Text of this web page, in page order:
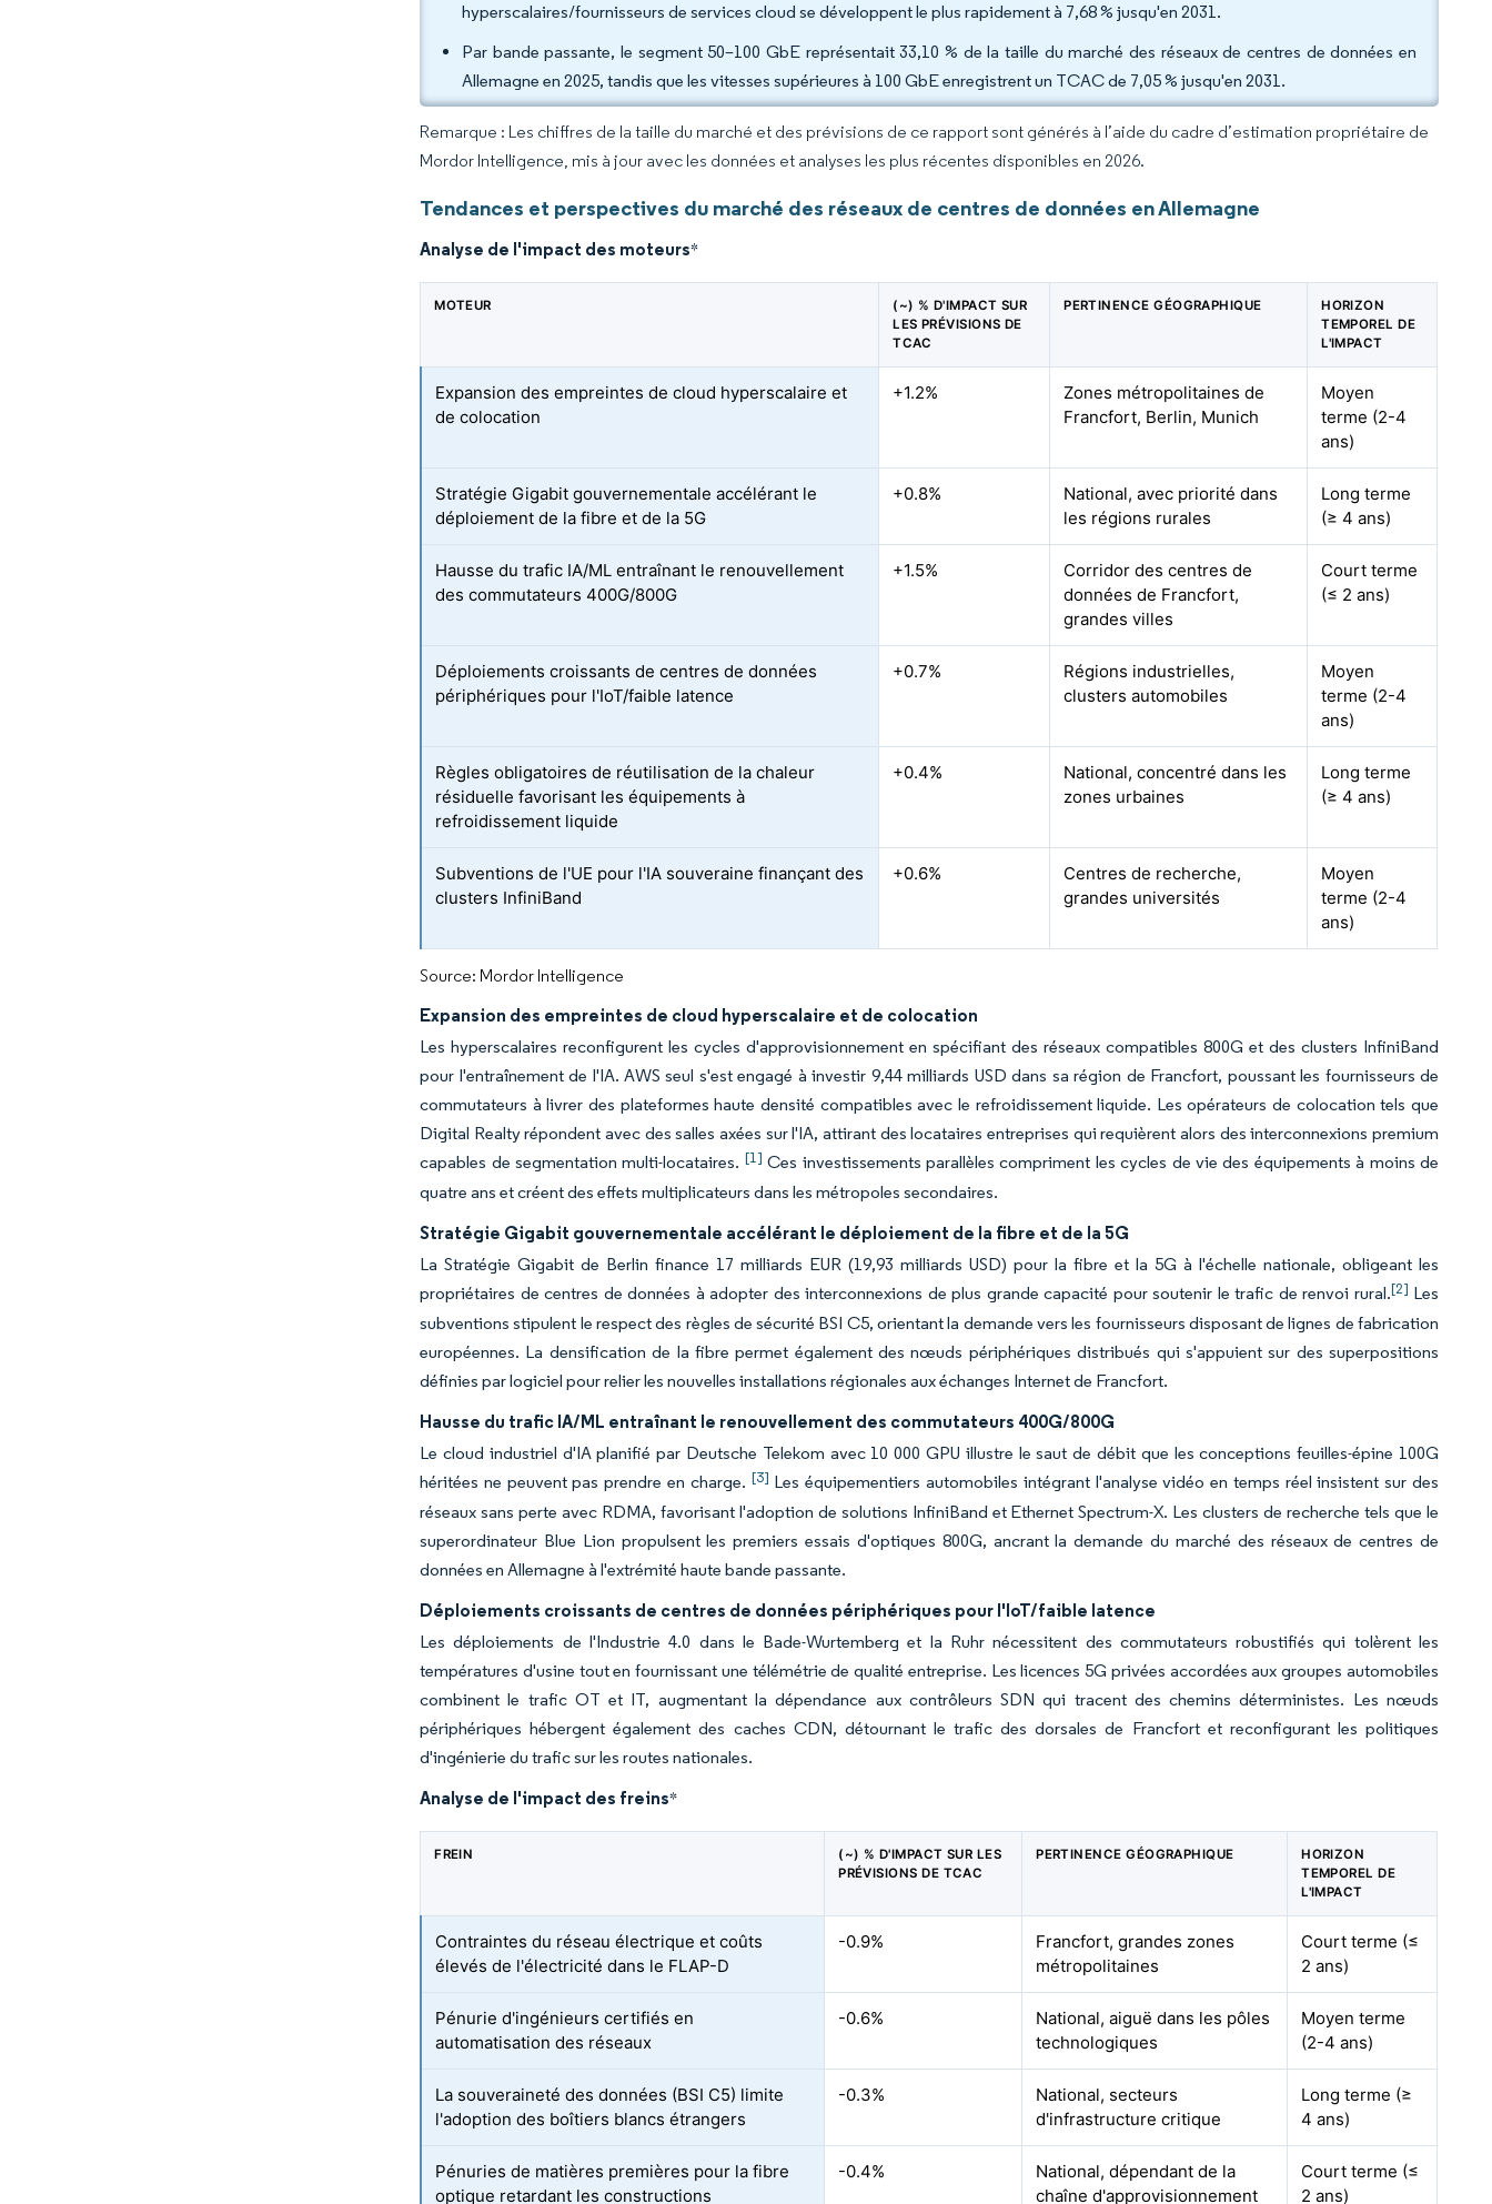
hyperscalaires/fournisseurs de services cloud se développent le plus rapidement à 7,68 % jusqu'en 2031.
Par bande passante, le segment 50–100 GbE représentait 33,10 % de la taille du marché des réseaux de centres de données en
Allemagne en 2025, tandis que les vitesses supérieures à 100 GbE enregistrent un TCAC de 7,05 % jusqu'en 2031.
Remarque : Les chiffres de la taille du marché et des prévisions de ce rapport sont générés à l’aide du cadre d’estimation propriétaire de
Mordor Intelligence, mis à jour avec les données et analyses les plus récentes disponibles en 2026.
Tendances et perspectives du marché des réseaux de centres de données en Allemagne
Analyse de l'impact des moteurs*
MOTEUR
(~) % D'IMPACT SUR
LES PRÉVISIONS DE
TCAC
PERTINENCE GÉOGRAPHIQUE
HORIZON
TEMPOREL DE
L'IMPACT
Expansion des empreintes de cloud hyperscalaire et
de colocation
+1.2%
Zones métropolitaines de
Francfort, Berlin, Munich
Moyen
terme (2-4
ans)
Stratégie Gigabit gouvernementale accélérant le
déploiement de la fibre et de la 5G
+0.8%
National, avec priorité dans
les régions rurales
Long terme
(≥ 4 ans)
Hausse du trafic IA/ML entraînant le renouvellement
des commutateurs 400G/800G
+1.5%
Corridor des centres de
données de Francfort,
grandes villes
Court terme
(≤ 2 ans)
Déploiements croissants de centres de données
périphériques pour l'IoT/faible latence
+0.7%
Régions industrielles,
clusters automobiles
Moyen
terme (2-4
ans)
Règles obligatoires de réutilisation de la chaleur
résiduelle favorisant les équipements à
refroidissement liquide
+0.4%
National, concentré dans les
zones urbaines
Long terme
(≥ 4 ans)
Subventions de l'UE pour l'IA souveraine finançant des
clusters InfiniBand
+0.6%
Centres de recherche,
grandes universités
Moyen
terme (2-4
ans)
Source: Mordor Intelligence
Expansion des empreintes de cloud hyperscalaire et de colocation
Les hyperscalaires reconfigurent les cycles d'approvisionnement en spécifiant des réseaux compatibles 800G et des clusters InfiniBand
pour l'entraînement de l'IA. AWS seul s'est engagé à investir 9,44 milliards USD dans sa région de Francfort, poussant les fournisseurs de
commutateurs à livrer des plateformes haute densité compatibles avec le refroidissement liquide. Les opérateurs de colocation tels que
Digital Realty répondent avec des salles axées sur l'IA, attirant des locataires entreprises qui requièrent alors des interconnexions premium
capables de segmentation multi-locataires. [1] Ces investissements parallèles compriment les cycles de vie des équipements à moins de
quatre ans et créent des effets multiplicateurs dans les métropoles secondaires.
Stratégie Gigabit gouvernementale accélérant le déploiement de la fibre et de la 5G
La Stratégie Gigabit de Berlin finance 17 milliards EUR (19,93 milliards USD) pour la fibre et la 5G à l'échelle nationale, obligeant les
propriétaires de centres de données à adopter des interconnexions de plus grande capacité pour soutenir le trafic de renvoi rural.[2] Les
subventions stipulent le respect des règles de sécurité BSI C5, orientant la demande vers les fournisseurs disposant de lignes de fabrication
européennes. La densification de la fibre permet également des nœuds périphériques distribués qui s'appuient sur des superpositions
définies par logiciel pour relier les nouvelles installations régionales aux échanges Internet de Francfort.
Hausse du trafic IA/ML entraînant le renouvellement des commutateurs 400G/800G
Le cloud industriel d'IA planifié par Deutsche Telekom avec 10 000 GPU illustre le saut de débit que les conceptions feuilles-épine 100G
héritées ne peuvent pas prendre en charge. [3] Les équipementiers automobiles intégrant l'analyse vidéo en temps réel insistent sur des
réseaux sans perte avec RDMA, favorisant l'adoption de solutions InfiniBand et Ethernet Spectrum-X. Les clusters de recherche tels que le
superordinateur Blue Lion propulsent les premiers essais d'optiques 800G, ancrant la demande du marché des réseaux de centres de
données en Allemagne à l'extrémité haute bande passante.
Déploiements croissants de centres de données périphériques pour l'IoT/faible latence
Les déploiements de l'Industrie 4.0 dans le Bade-Wurtemberg et la Ruhr nécessitent des commutateurs robustifiés qui tolèrent les
températures d'usine tout en fournissant une télémétrie de qualité entreprise. Les licences 5G privées accordées aux groupes automobiles
combinent le trafic OT et IT, augmentant la dépendance aux contrôleurs SDN qui tracent des chemins déterministes. Les nœuds
périphériques hébergent également des caches CDN, détournant le trafic des dorsales de Francfort et reconfigurant les politiques
d'ingénierie du trafic sur les routes nationales.
Analyse de l'impact des freins*
FREIN
(~) % D'IMPACT SUR LES
PRÉVISIONS DE TCAC
PERTINENCE GÉOGRAPHIQUE
HORIZON
TEMPOREL DE
L'IMPACT
Contraintes du réseau électrique et coûts
élevés de l'électricité dans le FLAP-D
-0.9%
Francfort, grandes zones
métropolitaines
Court terme (≤
2 ans)
Pénurie d'ingénieurs certifiés en
automatisation des réseaux
-0.6%
National, aiguë dans les pôles
technologiques
Moyen terme
(2-4 ans)
La souveraineté des données (BSI C5) limite
l'adoption des boîtiers blancs étrangers
-0.3%
National, secteurs
d'infrastructure critique
Long terme (≥
4 ans)
Pénuries de matières premières pour la fibre
optique retardant les constructions
-0.4%
National, dépendant de la
chaîne d'approvisionnement
Court terme (≤
2 ans)